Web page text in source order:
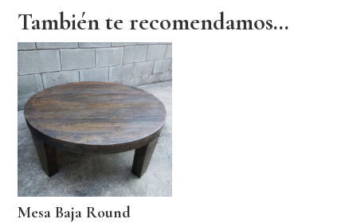
También te recomendamos…
Mesa Baja Round